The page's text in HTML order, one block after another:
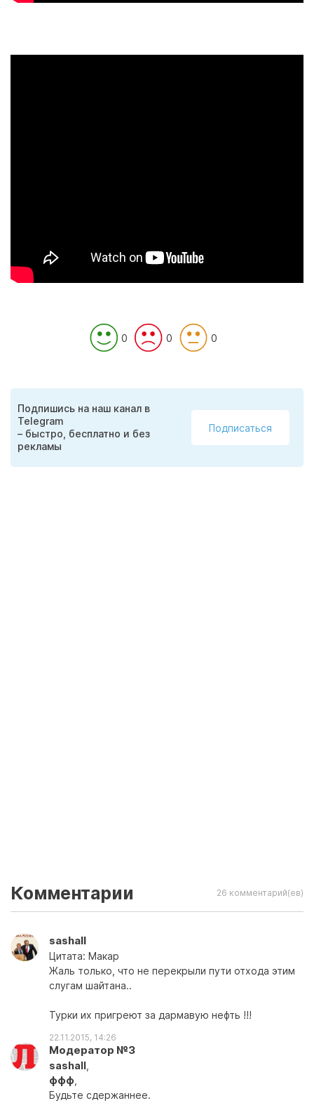
0 0 0
Подпишись на наш канал в
Telegram
– быстро, бесплатно и без
рекламы
Подписаться
Комментарии 26 комментарий(ев)
sashall
Цитата: Макар
Жаль только, что не перекрыли пути отхода этим
слугам шайтана..
Турки их пригреют за дармавую нефть !!!
22.11.2015, 14:26
Модератор №3
sashall
ффф
Будьте сдержаннее.